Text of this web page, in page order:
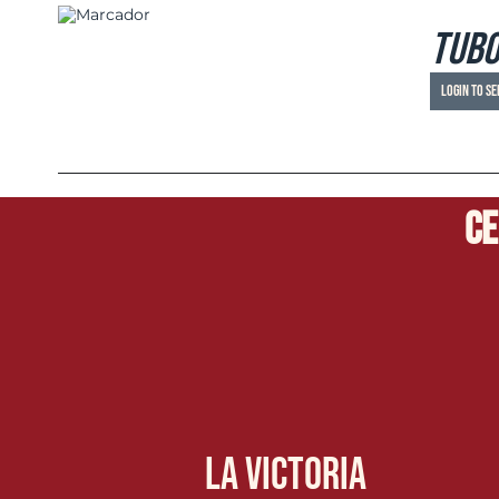
Login to
La Victoria